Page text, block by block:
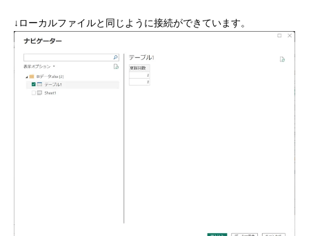
↓ローカルファイルと同じように接続ができています。